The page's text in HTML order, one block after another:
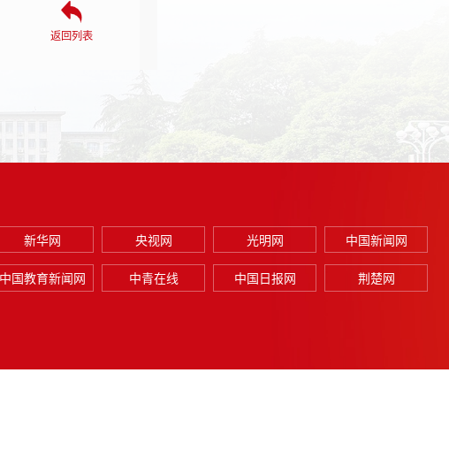
返回列表
新华网 央视网 光明网 中国新闻网
中国教育新闻网 中青在线 中国日报网 荆楚网